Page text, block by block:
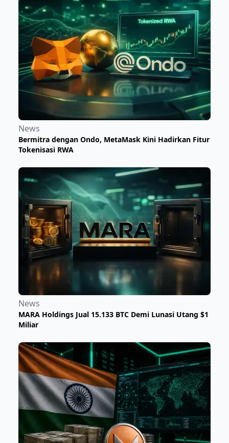
News
Bermitra dengan Ondo, MetaMask Kini Hadirkan Fitur
Tokenisasi RWA
News
MARA Holdings Jual 15.133 BTC Demi Lunasi Utang $1
Miliar